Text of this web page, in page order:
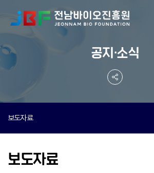
공지·소식
보도자료
보도자료